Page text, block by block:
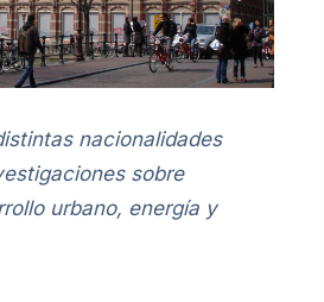
nacionalidades
sobre
urbano, energía y